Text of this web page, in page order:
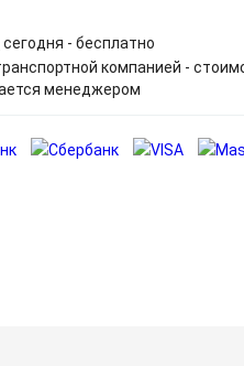
сегодня - бесплатно
компанией -
менеджером